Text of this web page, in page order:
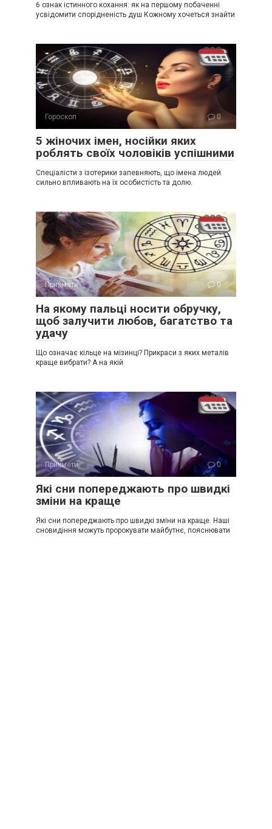
6 ознак істинного кохання: як на першому побаченні
усвідомити спорідненість душ Кожному хочеться знайти
Гороскоп 0
5 жіночих імен, носійки яких
роблять своїх чоловіків успішними
Спеціалісти з ізотерики запевняють, що імена людей
сильно впливають на їх особистість та долю.
Прикмети 0
На якому пальці носити обручку,
щоб залучити любов, багатство та
удачу
Що означає кільце на мізинці? Прикраси з яких металів
краще вибрати? А на якій
Прикмети 0
Які сни попереджають про швидкі
зміни на краще
Які сни попереджають про швидкі зміни на краще. Наші
сновидіння можуть пророкувати майбутнє, пояснювати